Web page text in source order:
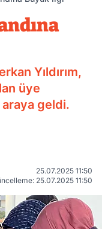
Yıldırım,
üye
geldi.
25.07.2025 11:50
25.07.2025 11:50